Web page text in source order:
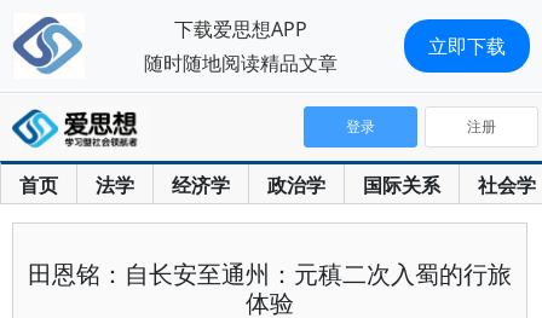
首页 法学 经济学 政治学 国际关系 社会学
登录 注册
田恩铭：自长安至通州：元稹二次入蜀的行旅
体验
下载爱思想APP
随时随地阅读精品文章
立即下载